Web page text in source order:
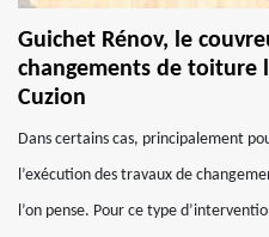
Guichet Rénov, le
changements de toiture
Cuzion
Dans certains cas, principalement
l’exécution des travaux de
l’on pense. Pour ce type